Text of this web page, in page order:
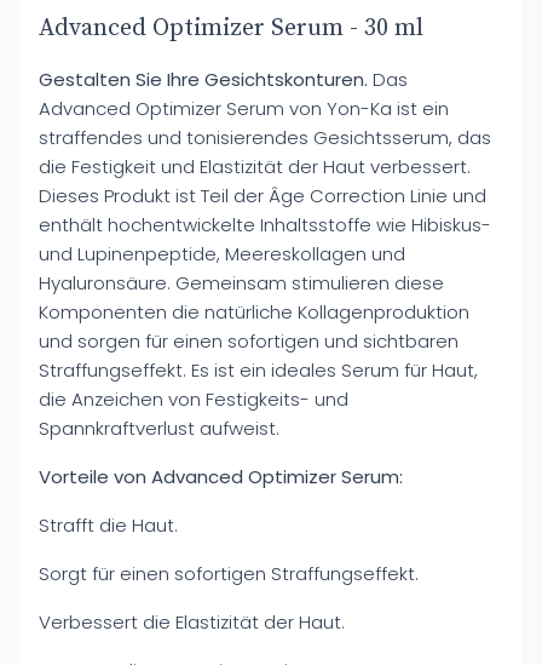
Advanced Optimizer Serum - 30 ml
Gestalten Sie Ihre Gesichtskonturen. Das
Advanced Optimizer Serum von Yon-Ka ist ein
straffendes und tonisierendes Gesichtsserum, das
die Festigkeit und Elastizität der Haut verbessert.
Dieses Produkt ist Teil der Âge Correction Linie und
enthält hochentwickelte Inhaltsstoffe wie Hibiskus-
und Lupinenpeptide, Meereskollagen und
Hyaluronsäure. Gemeinsam stimulieren diese
Komponenten die natürliche Kollagenproduktion
und sorgen für einen sofortigen und sichtbaren
Straffungseffekt. Es ist ein ideales Serum für Haut,
die Anzeichen von Festigkeits- und
Spannkraftverlust aufweist.
Vorteile von Advanced Optimizer Serum:
Strafft die Haut.
Sorgt für einen sofortigen Straffungseffekt.
Verbessert die Elastizität der Haut.